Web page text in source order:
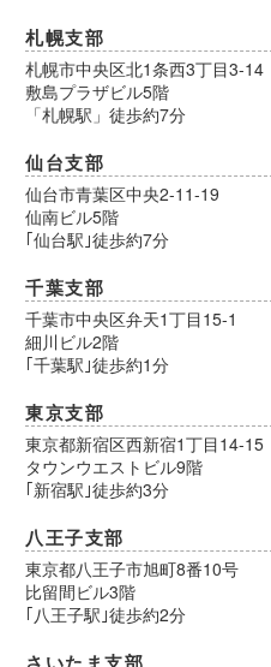
札幌支部
札幌市中央区北1条西3丁目3-14
敷島プラザビル5階
「札幌駅」徒歩約7分
仙台支部
仙台市青葉区中央2-11-19
仙南ビル5階
｢仙台駅｣徒歩約7分
千葉支部
千葉市中央区弁天1丁目15-1
細川ビル2階
｢千葉駅｣徒歩約1分
東京支部
東京都新宿区西新宿1丁目14-15
タウンウエストビル9階
｢新宿駅｣徒歩約3分
八王子支部
東京都八王子市旭町8番10号
比留間ビル3階
｢八王子駅｣徒歩約2分